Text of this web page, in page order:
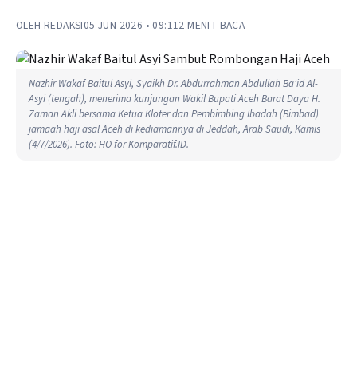
OLEH REDAKSI05 JUN 2026 • 09:112 MENIT BACA
Nazhir Wakaf Baitul Asyi, Syaikh Dr. Abdurrahman Abdullah Ba'id Al-
Asyi (tengah), menerima kunjungan Wakil Bupati Aceh Barat Daya H.
Zaman Akli bersama Ketua Kloter dan Pembimbing Ibadah (Bimbad)
jamaah haji asal Aceh di kediamannya di Jeddah, Arab Saudi, Kamis
(4/7/2026). Foto: HO for Komparatif.ID.